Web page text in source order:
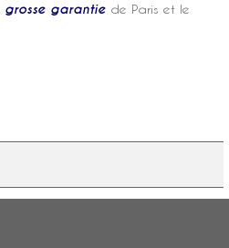
grosse garantie de Paris et le